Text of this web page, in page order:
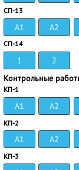
СП-13
А1 А2
СП-14
1
2
Контрольные
КП-1
А1 А2
КП-2
А1 А2
КП-3